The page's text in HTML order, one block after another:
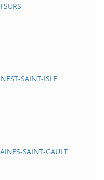
SAINT-ISLE
SAINT-GAULT